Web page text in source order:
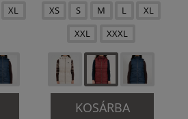
XL
XS S M L
XL
XXL
XXXL
KOSÁRBA